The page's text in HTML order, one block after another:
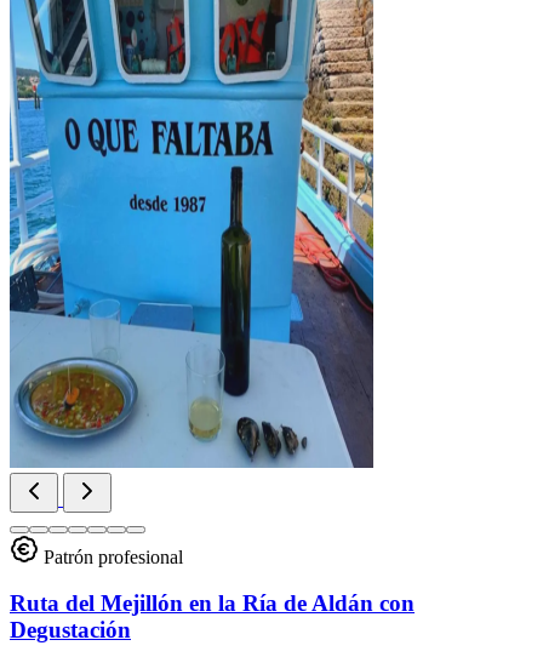
Patrón profesional
Ruta del Mejillón en la Ría de Aldán con
Degustación